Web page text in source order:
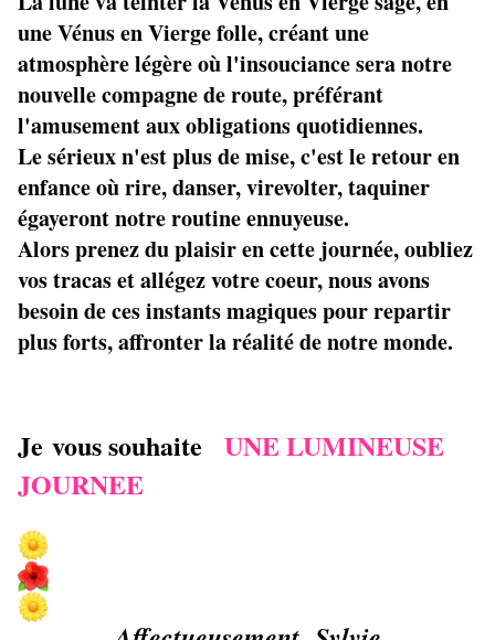
une Vénus en Vierge folle, créant une
atmosphère légère où l'insouciance sera notre
nouvelle compagne de route, préférant
l'amusement aux obligations quotidiennes.
Le sérieux n'est plus de mise, c'est le retour en
enfance où rire, danser, virevolter, taquiner
égayeront notre routine ennuyeuse.
Alors prenez du plaisir en cette journée, oubliez
vos tracas et allégez votre coeur, nous avons
besoin de ces instants magiques pour repartir
plus forts, affronter la réalité de notre monde.
Je vous souhaite UNE LUMINEUSE
JOURNEE